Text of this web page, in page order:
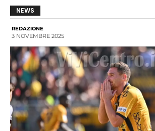
NEWS
REDAZIONE
3 NOVEMBRE 2025